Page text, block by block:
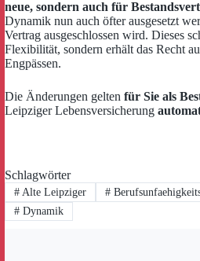
neue, sondern auch für
Dynamik nun auch öfter ausgesetzt
Vertrag ausgeschlossen wird. Dieses
Flexibilität, sondern erhält das Recht
Engpässen.
Die Änderungen gelten für Sie als
Leipziger Lebensversicherung
Schlagwörter
#Alte Leipziger #
#Dynamik